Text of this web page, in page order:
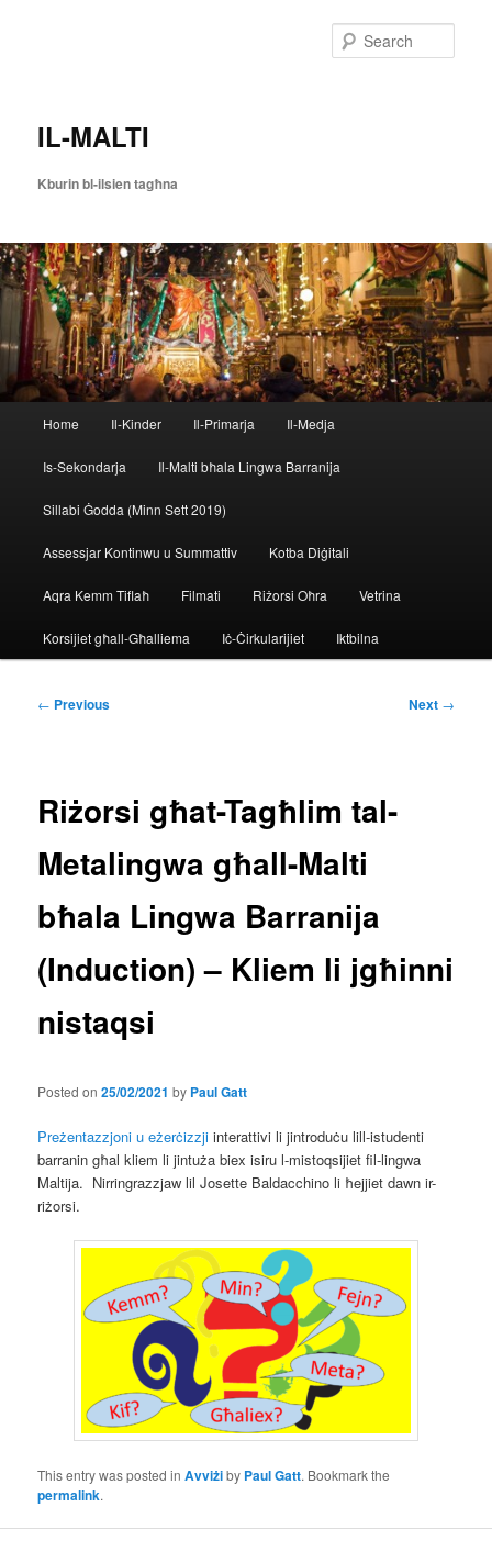
IL-MALTI
Kburin bl-ilsien tagħna
Home Il-Kinder Il-Primarja Il-Medja
Is-Sekondarja Il-Malti bħala Lingwa Barranija
Sillabi Ġodda (Minn Sett 2019)
Assessjar Kontinwu u Summattiv Kotba Diġitali
Aqra Kemm Tiflaħ Filmati Riżorsi Oħra Vetrina
Korsijiet għall-Għalliema Iċ-Ċirkularijiet Iktbilna
Post
← Previous Next →
Riżorsi għat-Tagħlim tal-
Metalingwa għall-Malti
bħala Lingwa Barranija
(Induction) – Kliem li jgħinni
nistaqsi
Posted on25/02/2021 by Paul Gatt
Preżentazzjoni u eżerċizzji interattivi li jintroduċu lill-istudenti
barranin għal kliem li jintuża biex isiru l-mistoqsijiet fil-lingwa
Maltija. Nirringrazzjaw lil Josette Baldacchino li ħejjiet dawn ir-
riżorsi.
This entry was posted inAvviżiby Paul Gatt. Bookmark the
permalink.